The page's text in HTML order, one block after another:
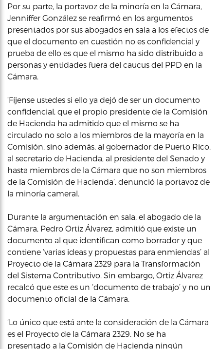
Por su parte, la portavoz de la minoría en la Cámara,
Jenniffer González se reafirmó en los argumentos
presentados por sus abogados en sala a los efectos de
que el documento en cuestión no es confidencial y
prueba de ello es que el mismo ha sido distribuido a
personas y entidades fuera del caucus del PPD en la
Cámara.
‘Fíjense ustedes si ello ya dejó de ser un documento
confidencial, que el propio presidente de la Comisión
de Hacienda ha admitido que el mismo se ha
circulado no solo a los miembros de la mayoría en la
Comisión, sino además, al gobernador de Puerto Rico,
al secretario de Hacienda, al presidente del Senado y
hasta miembros de la Cámara que no son miembros
de la Comisión de Hacienda’, denunció la portavoz de
la minoría cameral.
Durante la argumentación en sala, el abogado de la
Cámara, Pedro Ortiz Álvarez, admitió que existe un
documento al que identifican como borrador y que
contiene ‘varias ideas y propuestas para enmiendas’ al
Proyecto de la Cámara 2329 para la Transformación
del Sistema Contributivo. Sin embargo, Ortiz Álvarez
recalcó que este es un ‘documento de trabajo’ y no un
documento oficial de la Cámara.
‘Lo único que está ante la consideración de la Cámara
es el Proyecto de la Cámara 2329. No se ha
presentado a la Comisión de Hacienda ningún